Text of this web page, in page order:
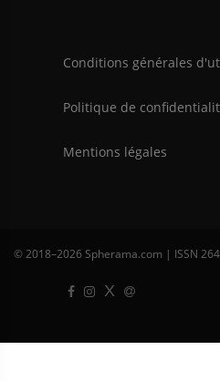
Conditions générales
Politique de
Mentions légales
© 2018–2026 Spherama.com | ISSN
X